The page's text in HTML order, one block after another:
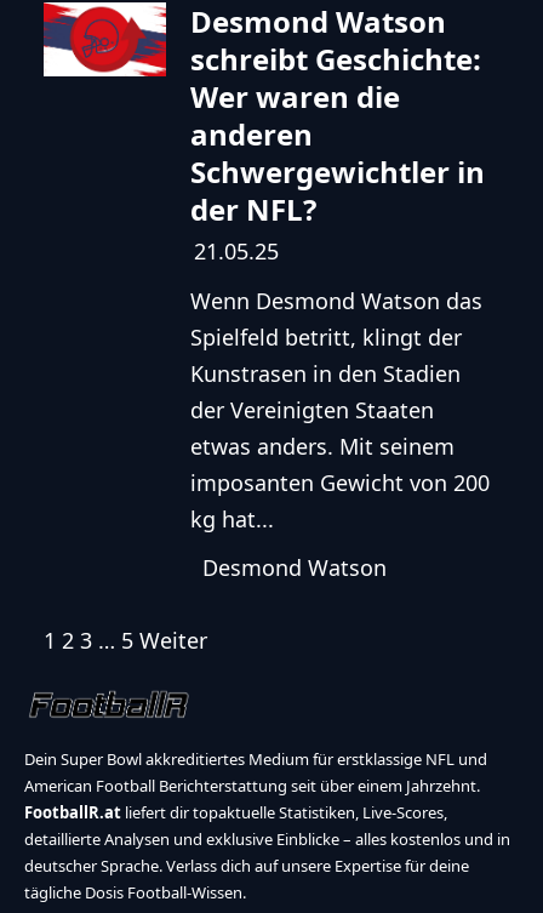
Desmond Watson
schreibt Geschichte:
Wer waren die
anderen
Schwergewichtler in
der NFL?
21.05.25
Wenn Desmond Watson das
Spielfeld betritt, klingt der
Kunstrasen in den Stadien
der Vereinigten Staaten
etwas anders. Mit seinem
imposanten Gewicht von 200
kg hat...
Desmond Watson
1 2 3 … 5 Weiter
Dein Super Bowl akkreditiertes Medium für erstklassige NFL und
American Football Berichterstattung seit über einem Jahrzehnt.
FootballR.at liefert dir topaktuelle Statistiken, Live-Scores,
detaillierte Analysen und exklusive Einblicke – alles kostenlos und in
deutscher Sprache. Verlass dich auf unsere Expertise für deine
tägliche Dosis Football-Wissen.